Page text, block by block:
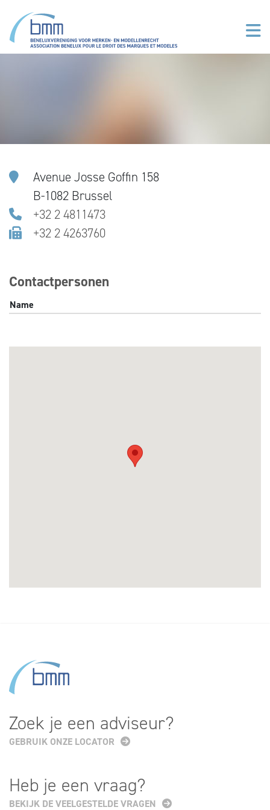
Avenue Josse Goffin 158
B-1082 Brussel
+32 2 4811473
+32 2 4263760
Contactpersonen
Name
Zoek je een adviseur?
GEBRUIK ONZE LOCATOR
Heb je een vraag?
BEKIJK DE VEELGESTELDE VRAGEN